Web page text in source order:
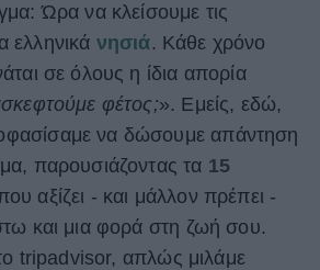
Ώρα να κλείσουμε τις
ελληνικά νησιά. Κάθε χρόνο
σε όλους η ίδια απορία
φέτος;». Εμείς, εδώ,
να δώσουμε απάντηση
παρουσιάζοντας τα 15
αξίζει - και μάλλον πρέπει -
και μια φορά στη ζωή σου.
tripadvisor, απλώς μιλάμε